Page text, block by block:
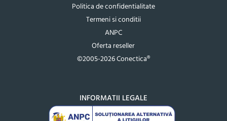
Politica de confidentialitate
Termeni si conditii
ANPC
Oferta reseller
©2005-2026 Conectica®
INFORMATII LEGALE